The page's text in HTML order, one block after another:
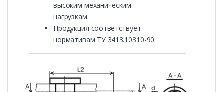
высоким механическим
нагрузкам.
Продукция соответствует
нормативам ТУ 3413.10310-90.